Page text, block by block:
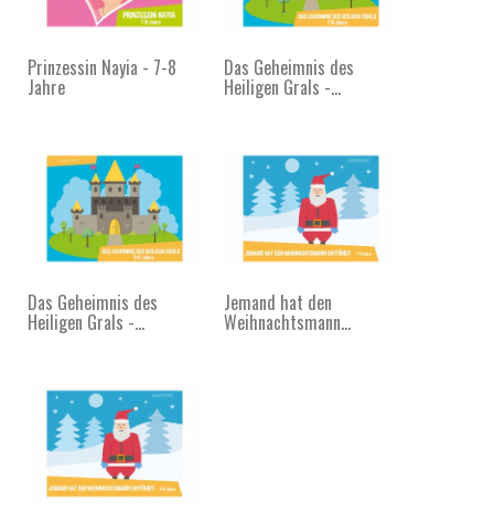
Prinzessin Nayia - 7-8
Jahre
Das Geheimnis des
Heiligen Grals -...
Das Geheimnis des
Heiligen Grals -...
Jemand hat den
Weihnachtsmann...